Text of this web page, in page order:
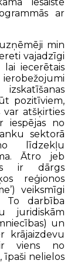
ar
min
vajadzīgi
iecerētais
pozitīviem,
atšķirties
iespējas no
sektorā
līdzekļu
Ātro jeb
ir dārgs
reģionos
veiksmīgi
To darbība
juridiskām
un
krājaizdevu
ir viens no
īpaši nelielos